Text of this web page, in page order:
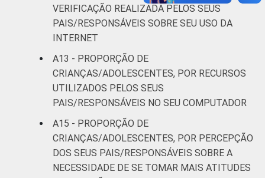
VERIFICAÇÃO REALIZADA PELOS SEUS
PAIS/RESPONSÁVEIS SOBRE SEU USO DA
INTERNET
A13 - PROPORÇÃO DE
CRIANÇAS/ADOLESCENTES, POR RECURSOS
UTILIZADOS PELOS SEUS
PAIS/RESPONSÁVEIS NO SEU COMPUTADOR
A15 - PROPORÇÃO DE
CRIANÇAS/ADOLESCENTES, POR PERCEPÇÃO
DOS SEUS PAIS/RESPONSÁVEIS SOBRE A
NECESSIDADE DE SE TOMAR MAIS ATITUDES